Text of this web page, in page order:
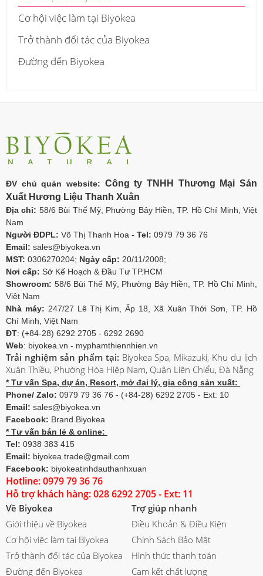
Cơ hội việc làm tại Biyokea
Trở thành đối tác của Biyokea
Đường đến Biyokea
ĐV chủ quản website: Công ty TNHH Thương Mại Sản
Xuất Hương Liệu Thanh Xuân
Địa chỉ: 58/6 Bùi Thế Mỹ, Phường Bảy Hiền, TP. Hồ Chí Minh, Việt
Nam
Người ĐDPL: Võ Thị Thanh Hoa - Tel: 0979 79 36 76
Email: sales@biyokea.vn
MST: 0306270204; Ngày cấp: 20/11/2008;
Nơi cấp: Sở Kế Hoạch & Đầu Tư TP.HCM
Showroom: 58/6 Bùi Thế Mỹ, Phường Bảy Hiền, TP. Hồ Chí Minh,
Việt Nam
Nhà máy: 247/27 Lê Thị Kim, Ấp 18, Xã Xuân Thới Sơn, TP. Hồ
Chí Minh, Việt Nam
ĐT: (+84-28) 6292 2705 - 6292 2690
Web: biyokea.vn - myphamthiennhien.vn
Trải nghiệm sản phẩm tại: Biyokea Spa, Mikazuki, Khu du lịch
Xuân Thiều, Phường Hòa Hiệp Nam, Quận Liên Chiểu, Đà Nẵng
* Tư vấn Spa, dự án, Resort, mở đại lý, gia công sản xuất:
Phone/ Zalo: 0979 79 36 76 - (+84-28) 6292 2705 - Ext: 10
Email: sales@biyokea.vn
Facebook: Brand Biyokea
* Tư vấn bán lẻ & online:
Tel: 0938 383 415
Email: biyokea.trade@gmail.com
Facebook: biyokeatinhdauthanhxuan
Hotline: 0979 79 36 76
Hỗ trợ khách hàng: 028 6292 2705 - Ext: 11
Về Biyokea
Giới thiệu về Biyokea
Cơ hội việc làm tại Biyokea
Trở thành đối tác của Biyokea
Đường đến Biyokea
Trợ giúp nhanh
Điều Khoản & Điều Kiện
Chính Sách Bảo Mật
Hình thức thanh toán
Cam kết chất lượng